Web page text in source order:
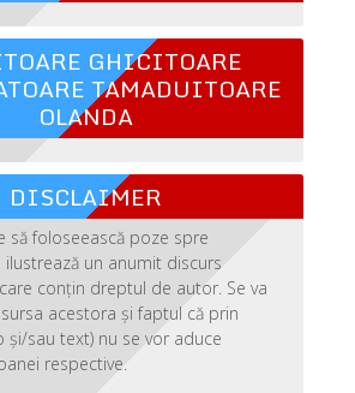
GHICITOARE
TAMADUITOARE
OLANDA
DISCLAIMER
să foloseească poze spre
ilustrează un anumit discurs
conțin dreptul de autor. Se va
acestora și faptul că prin
și/sau text) nu se vor aduce
respective.